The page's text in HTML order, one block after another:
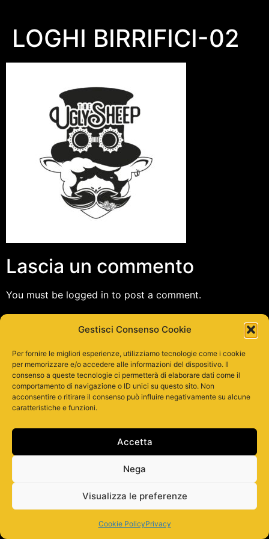
Gestisci Consenso Cookie
Per fornire le migliori esperienze, utilizziamo tecnologie come i cookie
per memorizzare e/o accedere alle informazioni del dispositivo. Il
consenso a queste tecnologie ci permetterà di elaborare dati come il
comportamento di navigazione o ID unici su questo sito. Non
acconsentire o ritirare il consenso può influire negativamente su alcune
caratteristiche e funzioni.
Accetta
Nega
Visualizza le preferenze
Cookie PolicyPrivacy
LOGHI BIRRIFICI-02
Lascia un commento
You must be logged in to post a comment.
Tutti i diritti riservati